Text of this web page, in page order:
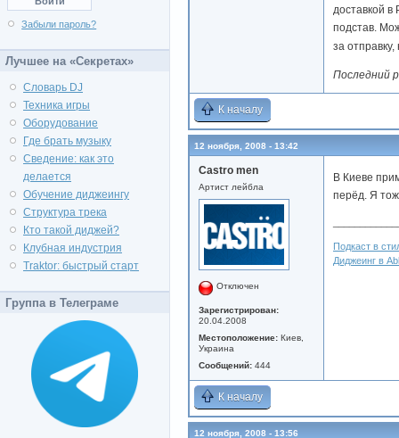
доставкой
подстав.
за
Последний
К началу
12 ноября, 2008 - 13:42
Castro men
Артист лейбла
Отключен
Зарегистрирован:
20.04.2008
Местоположение: Киев,
Украина
Сообщений: 444
В Киеве
перёд. Я тож
Подкаст в
Диджеинг в
К началу
12 ноября, 2008 - 13:56
Забыли пароль?
Лучшее на «Секретах»
Словарь DJ
Техника игры
Оборудование
Где брать музыку
Сведение: как это
делается
Обучение диджеингу
Структура трека
Кто такой диджей?
Клубная индустрия
Traktor: быстрый старт
Группа в Телеграме